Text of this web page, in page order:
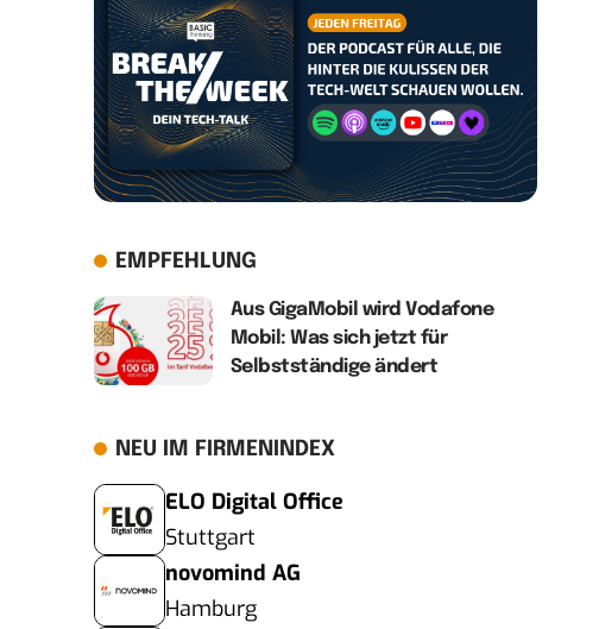
EMPFEHLUNG
Aus GigaMobil wird Vodafone
Mobil: Was sich jetzt für
Selbstständige ändert
NEU IM FIRMENINDEX
ELO Digital Office
Stuttgart
novomind AG
Hamburg